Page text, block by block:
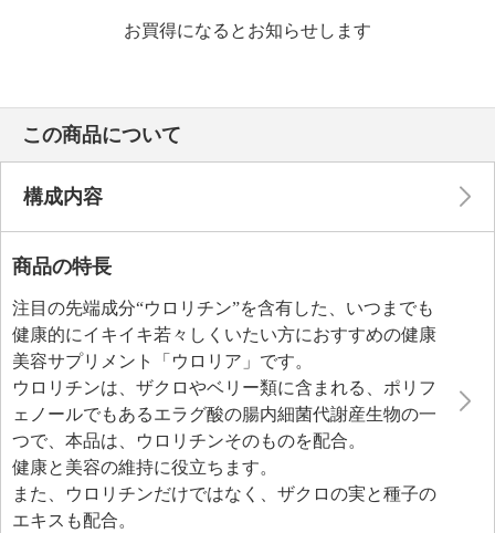
お買得になるとお知らせします
この商品について
構成内容
商品の特長
注目の先端成分“ウロリチン”を含有した、いつまでも
健康的にイキイキ若々しくいたい方におすすめの健康
美容サプリメント「ウロリア」です。
ウロリチンは、ザクロやベリー類に含まれる、ポリフ
ェノールでもあるエラグ酸の腸内細菌代謝産生物の一
つで、本品は、ウロリチンそのものを配合。
健康と美容の維持に役立ちます。
また、ウロリチンだけではなく、ザクロの実と種子の
エキスも配合。